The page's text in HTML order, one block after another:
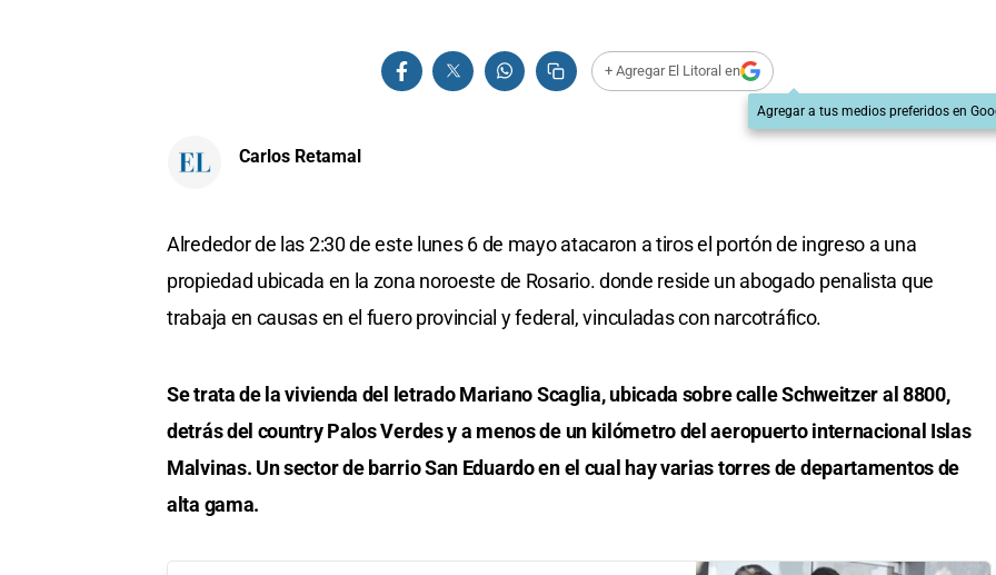
+ Agregar El Litoral en
Agregar a tus medios preferidos en
Carlos Retamal
Alrededor de las 2:30 de este lunes 6 de mayo atacaron a tiros el portón de ingreso a una
propiedad ubicada en la zona noroeste de Rosario. donde reside un abogado penalista que
trabaja en causas en el fuero provincial y federal, vinculadas con narcotráfico.
Se trata de la vivienda del letrado Mariano Scaglia, ubicada sobre calle Schweitzer al 8800,
detrás del country Palos Verdes y a menos de un kilómetro del aeropuerto internacional Islas
Malvinas. Un sector de barrio San Eduardo en el cual hay varias torres de departamentos de
alta gama.